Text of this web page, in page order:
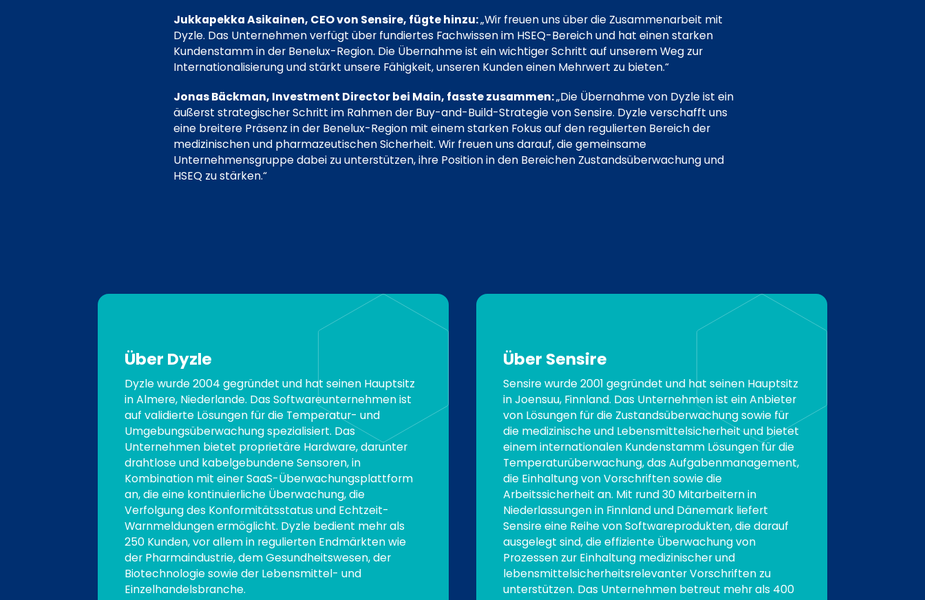
Jukkapekka Asikainen, CEO von Sensire, fügte hinzu:„Wir freuen uns über die Zusammenarbeit mit
Dyzle. Das Unternehmen verfügt über fundiertes Fachwissen im HSEQ-Bereich und hat einen starken
Kundenstamm in der Benelux-Region. Die Übernahme ist ein wichtiger Schritt auf unserem Weg zur
Internationalisierung und stärkt unsere Fähigkeit, unseren Kunden einen Mehrwert zu bieten.“
Jonas Bäckman, Investment Director bei Main, fasste zusammen:„Die Übernahme von Dyzle ist ein
äußerst strategischer Schritt im Rahmen der Buy-and-Build-Strategie von Sensire. Dyzle verschafft uns
eine breitere Präsenz in der Benelux-Region mit einem starken Fokus auf den regulierten Bereich der
medizinischen und pharmazeutischen Sicherheit. Wir freuen uns darauf, die gemeinsame
Unternehmensgruppe dabei zu unterstützen, ihre Position in den Bereichen Zustandsüberwachung und
HSEQ zu stärken.“
Über Dyzle
Dyzle wurde 2004 gegründet und hat seinen Hauptsitz
in Almere, Niederlande. Das Softwareunternehmen ist
auf validierte Lösungen für die Temperatur- und
Umgebungsüberwachung spezialisiert. Das
Unternehmen bietet proprietäre Hardware, darunter
drahtlose und kabelgebundene Sensoren, in
Kombination mit einer SaaS-Überwachungsplattform
an, die eine kontinuierliche Überwachung, die
Verfolgung des Konformitätsstatus und Echtzeit-
Warnmeldungen ermöglicht. Dyzle bedient mehr als
250 Kunden, vor allem in regulierten Endmärkten wie
der Pharmaindustrie, dem Gesundheitswesen, der
Biotechnologie sowie der Lebensmittel- und
Einzelhandelsbranche.
Über Sensire
Sensire wurde 2001 gegründet und hat seinen Hauptsitz
in Joensuu, Finnland. Das Unternehmen ist ein Anbieter
von Lösungen für die Zustandsüberwachung sowie für
die medizinische und Lebensmittelsicherheit und bietet
einem internationalen Kundenstamm Lösungen für die
Temperaturüberwachung, das Aufgabenmanagement,
die Einhaltung von Vorschriften sowie die
Arbeitssicherheit an. Mit rund 30 Mitarbeitern in
Niederlassungen in Finnland und Dänemark liefert
Sensire eine Reihe von Softwareprodukten, die darauf
ausgelegt sind, die effiziente Überwachung von
Prozessen zur Einhaltung medizinischer und
lebensmittelsicherheitsrelevanter Vorschriften zu
unterstützen. Das Unternehmen betreut mehr als 400